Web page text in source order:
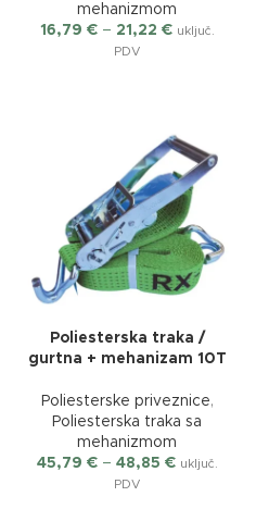
mehanizmom
16,79 € – 21,22 € uključ.
PDV
Poliesterska traka /
gurtna + mehanizam 10T
Poliesterske priveznice,
Poliesterska traka sa
mehanizmom
45,79 € – 48,85 € uključ.
PDV